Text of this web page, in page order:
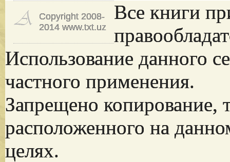
Copyright 2008-
2014 www.txt.uz
Все книги
Использование данного
частного применения.
Запрещено копирование,
расположенного на
целях.